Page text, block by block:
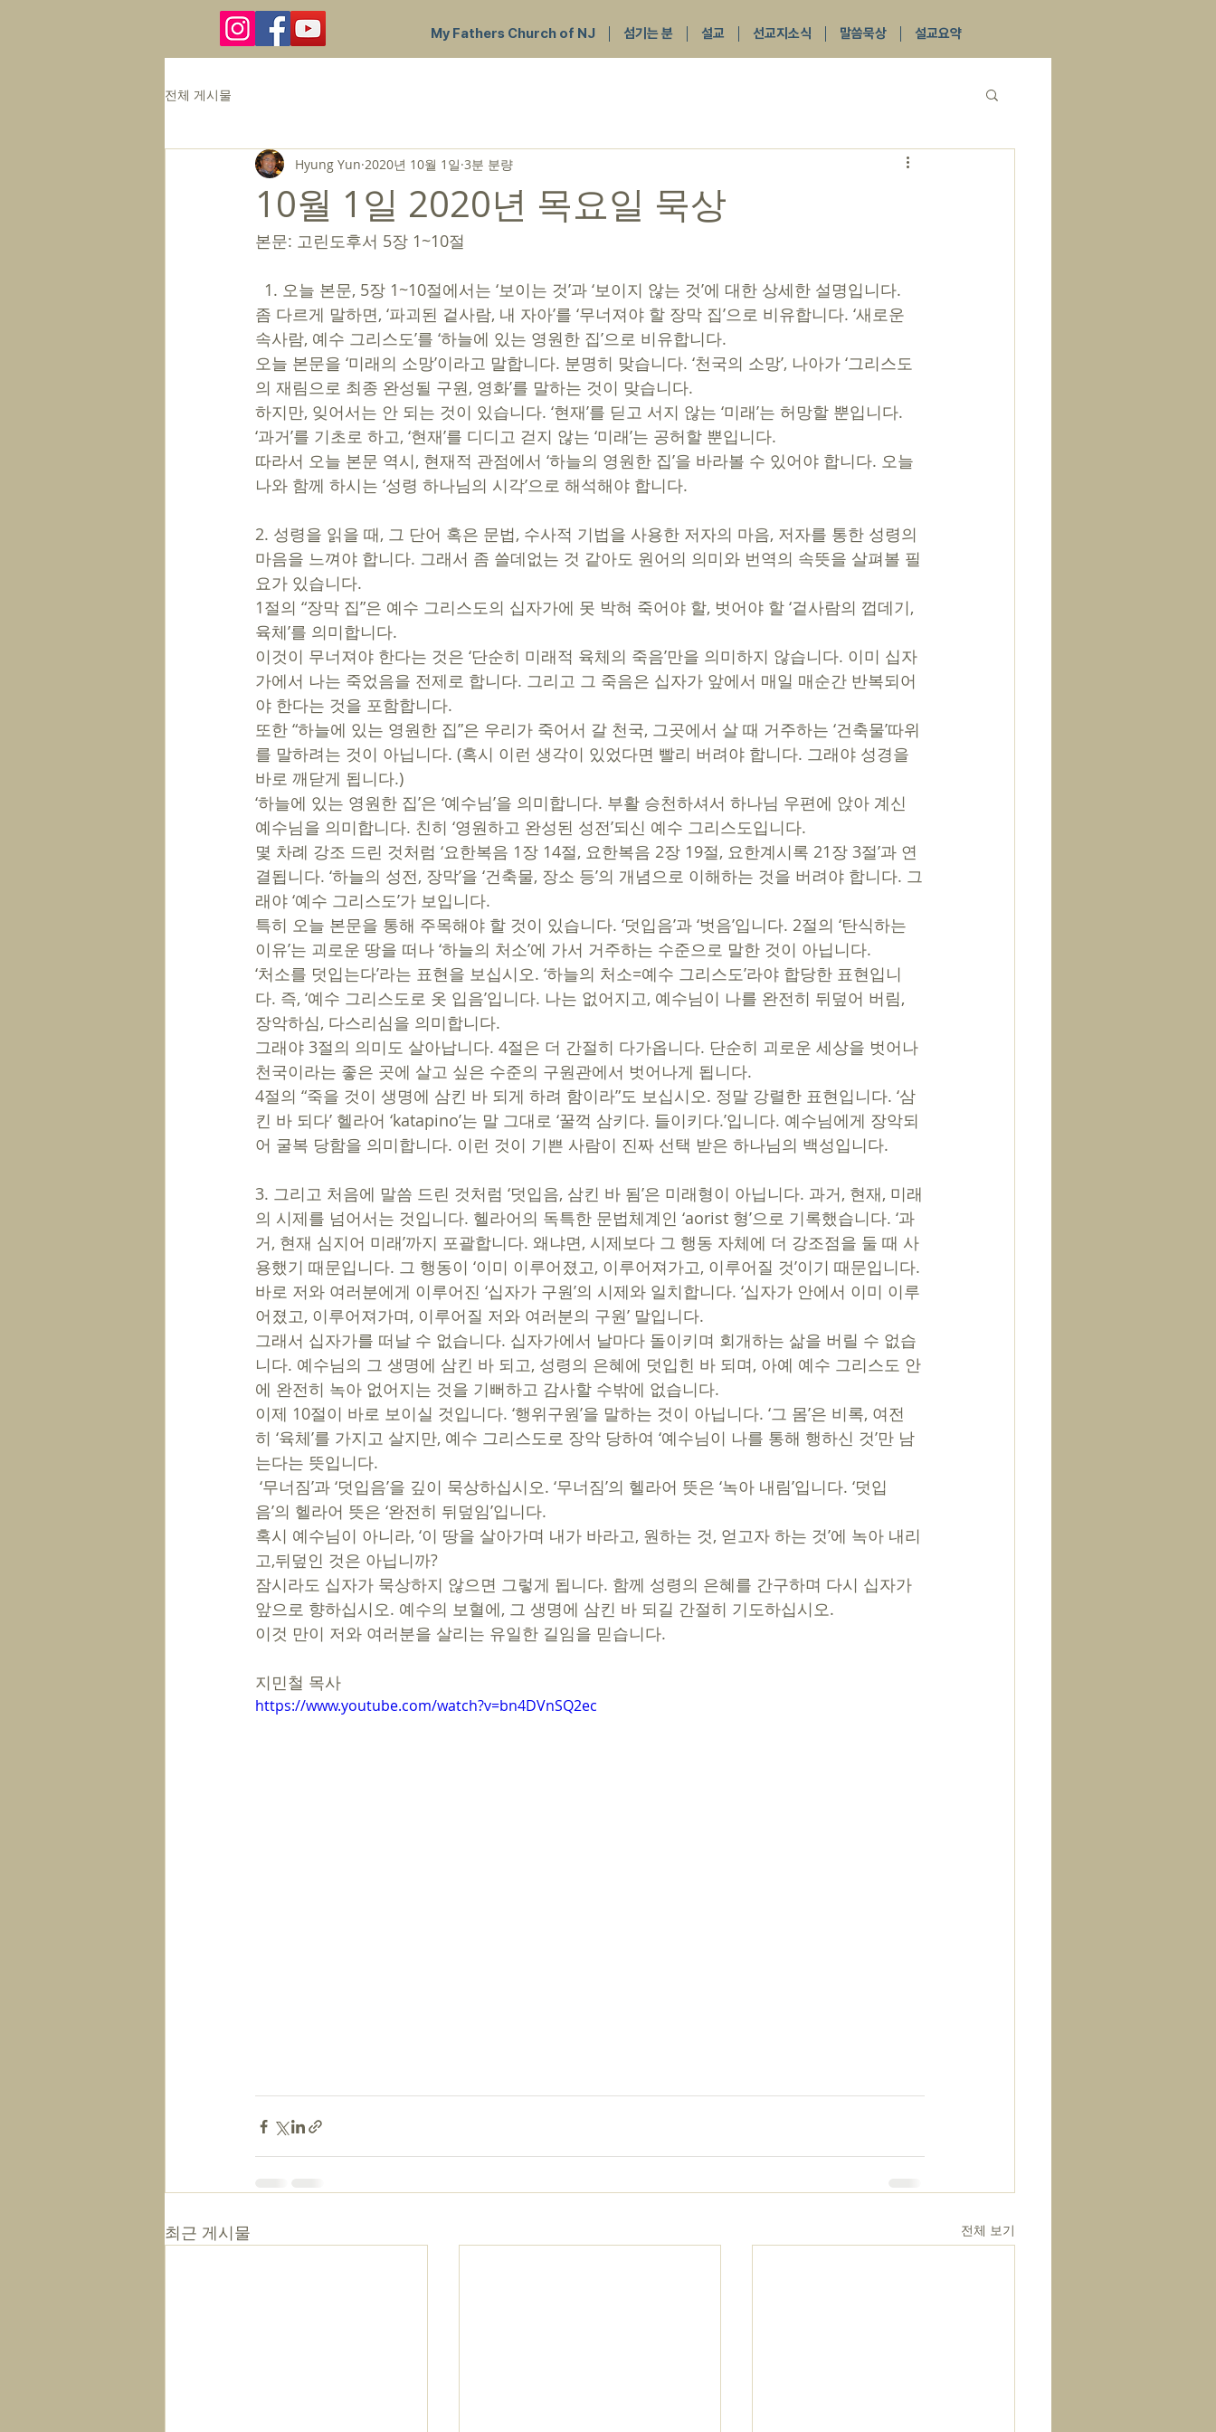
My Fathers Church of NJ 섬기는 분 설교 선교지소식 말씀묵상 설교요약
전체 게시물
10월 1일 2020년 목요일 묵상
Hyung Yun 2020년 10월 1일 3분 분량
본문: 고린도후서 5장 1~10절
좀 다르게 말하면, ‘파괴된 겉사람, 내 자아’를 ‘무너져야 할 장막 집’으로 비유합니다. ‘새로운
속사람, 예수 그리스도’를 ‘하늘에 있는 영원한 집’으로 비유합니다.
오늘 본문을 ‘미래의 소망’이라고 말합니다. 분명히 맞습니다. ‘천국의 소망’, 나아가 ‘그리스도
의 재림으로 최종 완성될 구원, 영화’를 말하는 것이 맞습니다.
하지만, 잊어서는 안 되는 것이 있습니다. ‘현재’를 딛고 서지 않는 ‘미래’는 허망할 뿐입니다.
‘과거’를 기초로 하고, ‘현재’를 디디고 걷지 않는 ‘미래’는 공허할 뿐입니다.
따라서 오늘 본문 역시, 현재적 관점에서 ‘하늘의 영원한 집’을 바라볼 수 있어야 합니다. 오늘
나와 함께 하시는 ‘성령 하나님의 시각’으로 해석해야 합니다.
2. 성령을 읽을 때, 그 단어 혹은 문법, 수사적 기법을 사용한 저자의 마음, 저자를 통한 성령의
마음을 느껴야 합니다. 그래서 좀 쓸데없는 것 같아도 원어의 의미와 번역의 속뜻을 살펴볼 필
요가 있습니다.
1절의 “장막 집”은 예수 그리스도의 십자가에 못 박혀 죽어야 할, 벗어야 할 ‘겉사람의 껍데기,
육체’를 의미합니다.
이것이 무너져야 한다는 것은 ‘단순히 미래적 육체의 죽음’만을 의미하지 않습니다. 이미 십자
가에서 나는 죽었음을 전제로 합니다. 그리고 그 죽음은 십자가 앞에서 매일 매순간 반복되어
야 한다는 것을 포함합니다.
또한 “하늘에 있는 영원한 집”은 우리가 죽어서 갈 천국, 그곳에서 살 때 거주하는 ‘건축물’따위
를 말하려는 것이 아닙니다. (혹시 이런 생각이 있었다면 빨리 버려야 합니다. 그래야 성경을
바로 깨닫게 됩니다.)
‘하늘에 있는 영원한 집’은 ‘예수님’을 의미합니다. 부활 승천하셔서 하나님 우편에 앉아 계신
예수님을 의미합니다. 친히 ‘영원하고 완성된 성전’되신 예수 그리스도입니다.
몇 차례 강조 드린 것처럼 ‘요한복음 1장 14절, 요한복음 2장 19절, 요한계시록 21장 3절’과 연
결됩니다. ‘하늘의 성전, 장막’을 ‘건축물, 장소 등’의 개념으로 이해하는 것을 버려야 합니다. 그
래야 ‘예수 그리스도’가 보입니다.
특히 오늘 본문을 통해 주목해야 할 것이 있습니다. ‘덧입음’과 ‘벗음’입니다. 2절의 ‘탄식하는
이유’는 괴로운 땅을 떠나 ‘하늘의 처소’에 가서 거주하는 수준으로 말한 것이 아닙니다.
‘처소를 덧입는다’라는 표현을 보십시오. ‘하늘의 처소=예수 그리스도’라야 합당한 표현입니
다. 즉, ‘예수 그리스도로 옷 입음’입니다. 나는 없어지고, 예수님이 나를 완전히 뒤덮어 버림,
장악하심, 다스리심을 의미합니다.
그래야 3절의 의미도 살아납니다. 4절은 더 간절히 다가옵니다. 단순히 괴로운 세상을 벗어나
천국이라는 좋은 곳에 살고 싶은 수준의 구원관에서 벗어나게 됩니다.
4절의 “죽을 것이 생명에 삼킨 바 되게 하려 함이라”도 보십시오. 정말 강렬한 표현입니다. ‘삼
킨 바 되다’ 헬라어 ‘katapino’는 말 그대로 ‘꿀꺽 삼키다. 들이키다.’입니다. 예수님에게 장악되
어 굴복 당함을 의미합니다. 이런 것이 기쁜 사람이 진짜 선택 받은 하나님의 백성입니다.
3. 그리고 처음에 말씀 드린 것처럼 ‘덧입음, 삼킨 바 됨’은 미래형이 아닙니다. 과거, 현재, 미래
의 시제를 넘어서는 것입니다. 헬라어의 독특한 문법체계인 ‘aorist 형’으로 기록했습니다. ‘과
거, 현재 심지어 미래’까지 포괄합니다. 왜냐면, 시제보다 그 행동 자체에 더 강조점을 둘 때 사
용했기 때문입니다. 그 행동이 ‘이미 이루어졌고, 이루어져가고, 이루어질 것’이기 때문입니다.
바로 저와 여러분에게 이루어진 ‘십자가 구원’의 시제와 일치합니다. ‘십자가 안에서 이미 이루
어졌고, 이루어져가며, 이루어질 저와 여러분의 구원’ 말입니다.
그래서 십자가를 떠날 수 없습니다. 십자가에서 날마다 돌이키며 회개하는 삶을 버릴 수 없습
니다. 예수님의 그 생명에 삼킨 바 되고, 성령의 은혜에 덧입힌 바 되며, 아예 예수 그리스도 안
에 완전히 녹아 없어지는 것을 기뻐하고 감사할 수밖에 없습니다.
이제 10절이 바로 보이실 것입니다. ‘행위구원’을 말하는 것이 아닙니다. ‘그 몸’은 비록, 여전
히 ‘육체’를 가지고 살지만, 예수 그리스도로 장악 당하여 ‘예수님이 나를 통해 행하신 것’만 남
는다는 뜻입니다.
음’의 헬라어 뜻은 ‘완전히 뒤덮임’입니다.
혹시 예수님이 아니라, ‘이 땅을 살아가며 내가 바라고, 원하는 것, 얻고자 하는 것’에 녹아 내리
고,뒤덮인 것은 아닙니까?
잠시라도 십자가 묵상하지 않으면 그렇게 됩니다. 함께 성령의 은혜를 간구하며 다시 십자가
앞으로 향하십시오. 예수의 보혈에, 그 생명에 삼킨 바 되길 간절히 기도하십시오.
이것 만이 저와 여러분을 살리는 유일한 길임을 믿습니다.
지민철 목사
https://www.youtube.com/watch?v=bn4DVnSQ2ec
최근 게시물 전체 보기